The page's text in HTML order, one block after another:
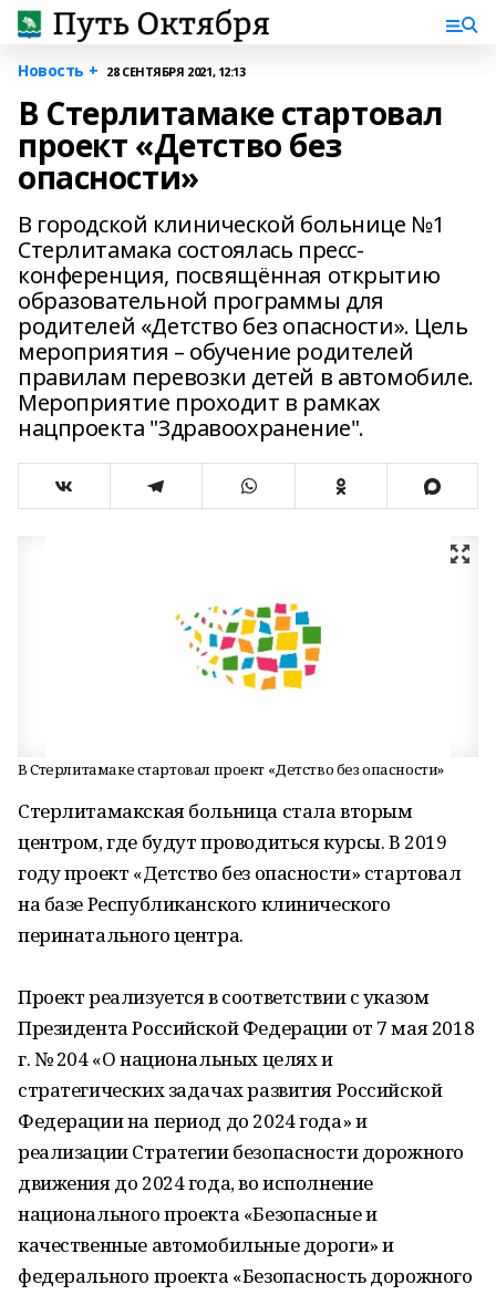
Новость + 28 СЕНТЯБРЯ 2021, 12:13
В Стерлитамаке стартовал
проект «Детство без
опасности»
В городской клинической больнице №1
Стерлитамака состоялась пресс-
конференция, посвящённая открытию
образовательной программы для
родителей «Детство без опасности». Цель
мероприятия – обучение родителей
правилам перевозки детей в автомобиле.
Мероприятие проходит в рамках
нацпроекта "Здравоохранение".
В Стерлитамаке стартовал проект «Детство без опасности»
Стерлитамакская больница стала вторым
центром, где будут проводиться курсы. В 2019
году проект «Детство без опасности» стартовал
на базе Республиканского клинического
перинатального центра.
Проект реализуется в соответствии с указом
Президента Российской Федерации от 7 мая 2018
г. № 204 «О национальных целях и
стратегических задачах развития Российской
Федерации на период до 2024 года» и
реализации Стратегии безопасности дорожного
движения до 2024 года, во исполнение
национального проекта «Безопасные и
качественные автомобильные дороги» и
федерального проекта «Безопасность дорожного